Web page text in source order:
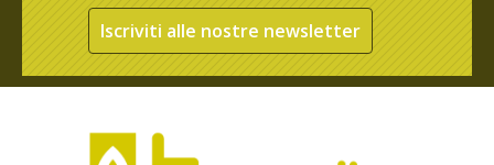
Iscriviti alle nostre newsletter